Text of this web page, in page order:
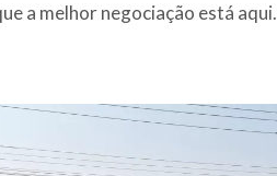
a melhor negociação está aqui.